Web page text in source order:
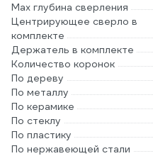
Max глубина сверления
Центрирующее сверло в
комплекте
Держатель в комплекте
Количество коронок
По дереву
По металлу
По керамике
По стеклу
По пластику
По нержавеющей стали